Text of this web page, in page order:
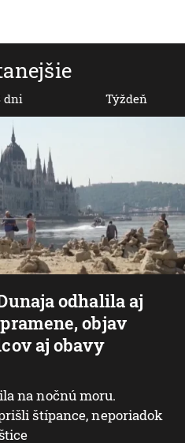
odhalila aj
objav
aj obavy
na nočnú moru.
štípance, neporiadok
dni Týždeň